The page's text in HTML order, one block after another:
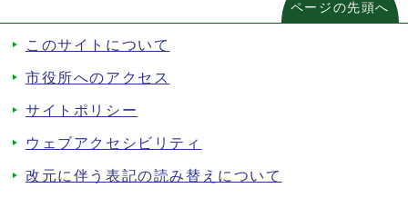
ページの先頭へ
このサイトについて
市役所へのアクセス
サイトポリシー
ウェブアクセシビリティ
改元に伴う表記の読み替えについて